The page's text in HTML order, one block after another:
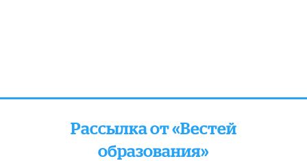
Рассылка от «Вестей
образования»